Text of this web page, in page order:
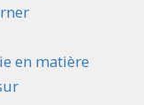
en matière